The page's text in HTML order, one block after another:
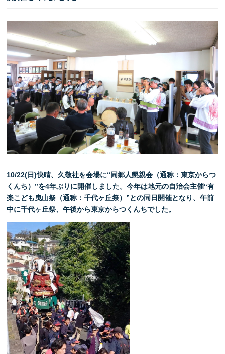
10/22(日)快晴、久敬社を会場に“同郷人懇親会（通称：東京からつ
くんち）”を4年ぶりに開催しました。今年は地元の自治会主催“有
楽こども曳山祭（通称：千代ヶ丘祭）”との同日開催となり、午前
中に千代ヶ丘祭、午後から東京からつくんちでした。